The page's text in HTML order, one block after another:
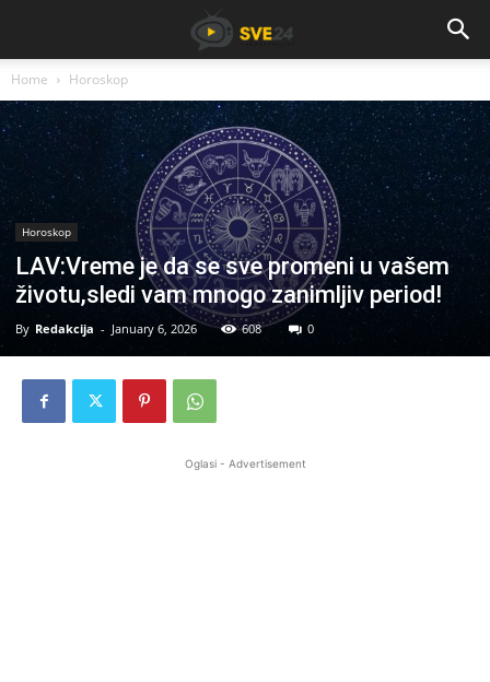
Home Horoskop
Horoskop
LAV:Vreme je da se sve promeni u vašem
životu,sledi vam mnogo zanimljiv period!
By Redakcija - January 6, 2026 608 0
Oglasi - Advertisement